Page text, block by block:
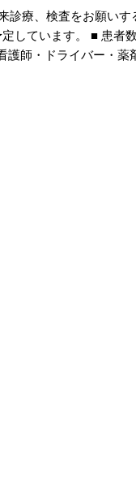
診療、検査をお願い
しています。 ■ 患者
師・ドライバー・薬